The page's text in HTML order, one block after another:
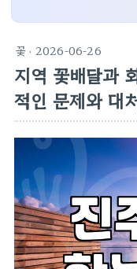
꽃 · 2026-06-26
지역 꽃배달과
적인 문제와 대